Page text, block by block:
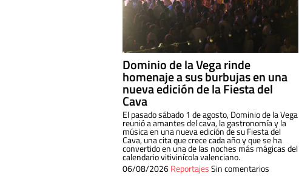
Dominio de la Vega rinde
homenaje a sus burbujas en una
nueva edición de la Fiesta del
Cava
El pasado sábado 1 de agosto, Dominio de la Vega
reunió a amantes del cava, la gastronomía y la
música en una nueva edición de su Fiesta del
Cava, una cita que crece cada año y que se ha
convertido en una de las noches más mágicas del
calendario vitivinícola valenciano.
06/08/2026ReportajesSin comentarios